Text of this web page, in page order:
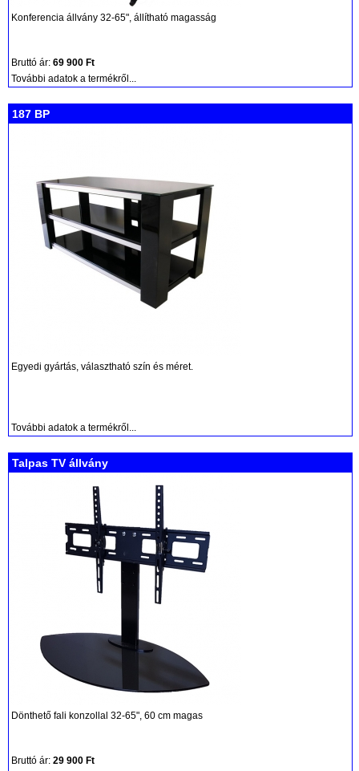
Konferencia állvány 32-65", állítható magasság
Bruttó ár: 69 900 Ft
További adatok a termékről...
187 BP
Egyedi gyártás, választható szín és méret.
További adatok a termékről...
Talpas TV állvány
Dönthető fali konzollal 32-65", 60 cm magas
Bruttó ár: 29 900 Ft